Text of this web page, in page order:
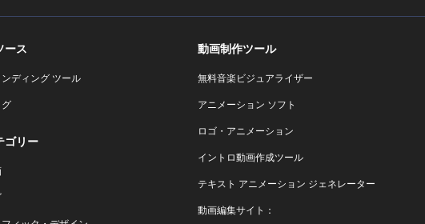
ース
ディング ツール
ゴリー
動画制作ツール
無料音楽ビジュアライザー
アニメーション ソフト
ロゴ・アニメーション
イントロ動画作成ツール
テキスト アニメーション ジェネレーター
動画編集サイト：